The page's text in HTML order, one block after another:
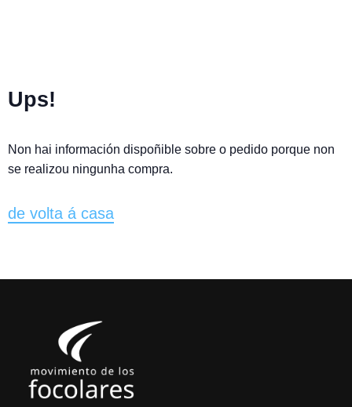
Ups!
Non hai información dispoñible sobre o pedido porque non
se realizou ningunha compra.
de volta á casa